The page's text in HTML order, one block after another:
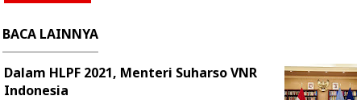
BACA LAINNYA
Dalam HLPF 2021, Menteri Suharso VNR
Indonesia